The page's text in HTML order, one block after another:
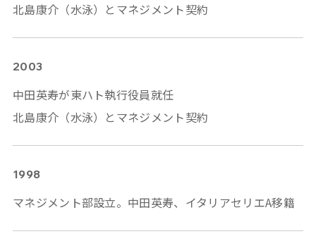
北島康介（水泳）とマネジメント契約
2003
中田英寿が東ハト執行役員就任
北島康介（水泳）とマネジメント契約
1998
マネジメント部設立。中田英寿、イタリアセリエA移籍